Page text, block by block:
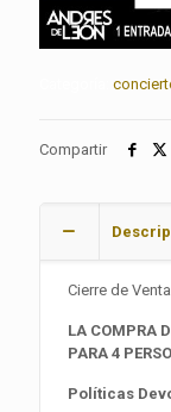
Compartir
Cierre de
LA COMPRA
PARA 4
Políticas